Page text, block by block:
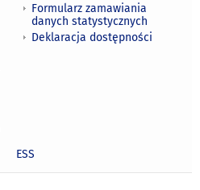
Formularz zamawiania
danych statystycznych
Deklaracja dostępności
ESS